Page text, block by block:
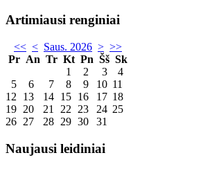
Artimiausi renginiai
<< < Saus. 2026 > >>
Pr An Tr Kt Pn Šš Sk
1
2 3
4
5
6 7 8 9 10 11
12
13 14 15 16 17 18
19 20 21 22 23 24 25
26 27 28 29 30 31
Naujausi leidiniai